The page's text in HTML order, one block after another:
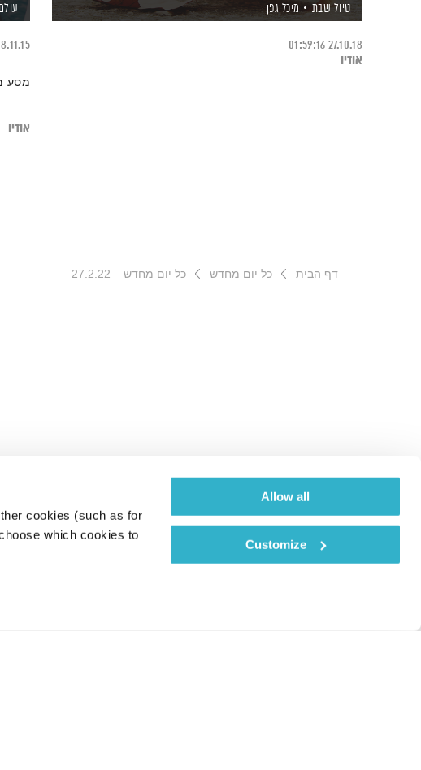
cookies (such as for
which cookies to
Allow all
Customize
טיול שבת מיכל גפן
27.10.18
01:59:16
אודיו
מסע
אודיו
דף הבית כל יום מחדש כל יום מחדש – 27.2.22